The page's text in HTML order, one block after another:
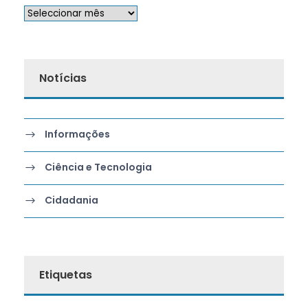
Notícias
Informações
Ciência e Tecnologia
Cidadania
Etiquetas